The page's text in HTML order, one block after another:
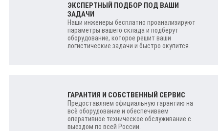
ЭКСПЕРТНЫЙ ПОДБОР ПОД ВАШИ
ЗАДАЧИ
Наши инженеры бесплатно проанализируют
параметры вашего склада и подберут
оборудование, которое решит ваши
логистические задачи и быстро окупится.
ГАРАНТИЯ И СОБСТВЕННЫЙ СЕРВИС
Предоставляем официальную гарантию на
всё оборудование и обеспечиваем
оперативное техническое обслуживание с
выездом по всей России.